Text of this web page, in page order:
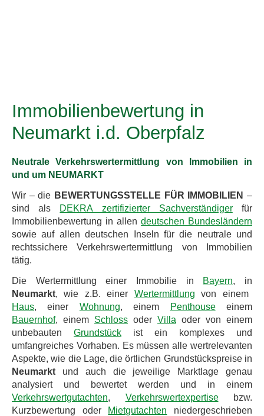
Immobilienbewertung in
Neumarkt i.d. Oberpfalz
Neutrale Verkehrswertermittlung von Immobilien in
und um NEUMARKT
Wir – die BEWERTUNGSSTELLE FÜR IMMOBILIEN –
sind als DEKRA zertifizierter Sachverständigerfür
Immobilienbewertung in allen deutschen Bundesländern
sowie auf allen deutschen Inseln für die neutrale und
rechtssichere Verkehrswertermittlung von Immobilien
tätig.
Die Wertermittlung einer Immobilie in Bayern, in
Neumarkt, wie z.B. einer Wertermittlung von einem
Haus, einer Wohnung, einem Penthouseeinem
Bauernhof, einem Schloss oder Villa oder von einem
unbebauten Grundstück ist ein komplexes und
umfangreiches Vorhaben. Es müssen alle wertrelevanten
Aspekte, wie die Lage, die örtlichen Grundstückspreise in
Neumarkt und auch die jeweilige Marktlage genau
analysiert und bewertet werden und in einem
Verkehrswertgutachten, Verkehrswertexpertisebzw.
Kurzbewertung oder Mietgutachten niedergeschrieben